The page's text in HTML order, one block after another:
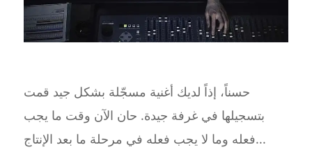
حسناً، إذاً لديك أغنية مسجّلة بشكل جيد قمت
بتسجيلها في غرفة جيدة. حان الآن وقت ما يجب
فعله وما لا يجب فعله في مرحلة ما بعد الإنتاج...